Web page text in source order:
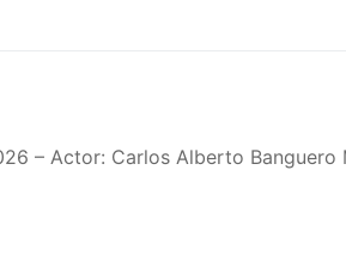
– Actor: Carlos Alberto